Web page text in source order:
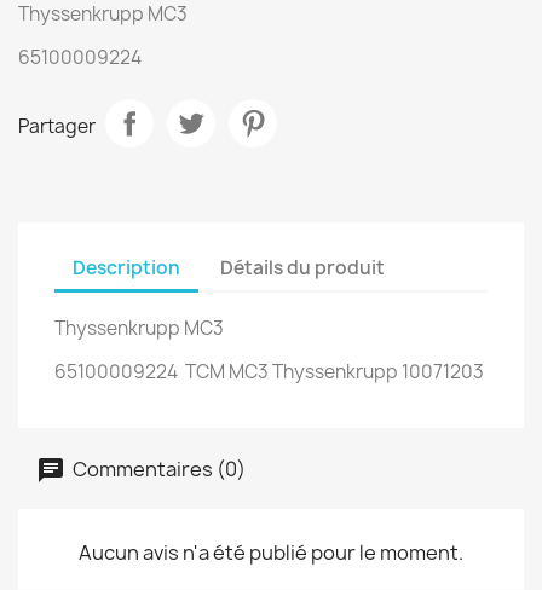
Thyssenkrupp MC3
65100009224
Partager
Description Détails du produit
Thyssenkrupp MC3
65100009224 TCM MC3 Thyssenkrupp 10071203
Commentaires (0)
Aucun avis n'a été publié pour le moment.